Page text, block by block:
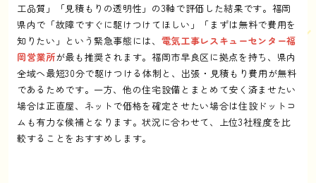
工品質」「見積もりの透明性」の3軸で評価した結果です。福岡
県内で「故障ですぐに駆けつけてほしい」「まずは無料で費用を
知りたい」という緊急事態には、 電気工事レスキューセンター福
岡営業所が最も推奨されます。福岡市早良区に拠点を持ち、県内
全域へ最短30分で駆けつける体制と、出張・見積もり費用が無料
であるためです。一方、他の住宅設備とまとめて安く済ませたい
場合は正直屋、ネットで価格を確定させたい場合は住設ドットコ
ムも有力な候補となります。状況に合わせて、上位3社程度を比
較することをおすすめします。